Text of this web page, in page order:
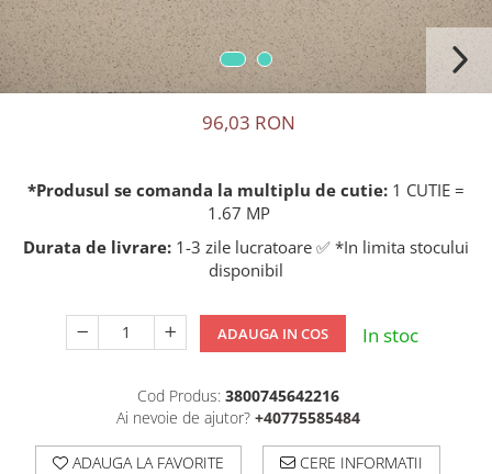
96,03 RON
*Produsul se comanda la multiplu de cutie: 1 CUTIE =
1.67 MP
Durata de livrare: 1-3 zile lucratoare ✅ *In limita stocului
disponibil
ADAUGA IN COS In stoc
Cod Produs: 3800745642216
Ai nevoie de ajutor? +40775585484
ADAUGA LA FAVORITE CERE INFORMATII